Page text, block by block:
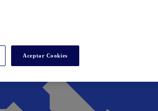
Aceptar Cookies